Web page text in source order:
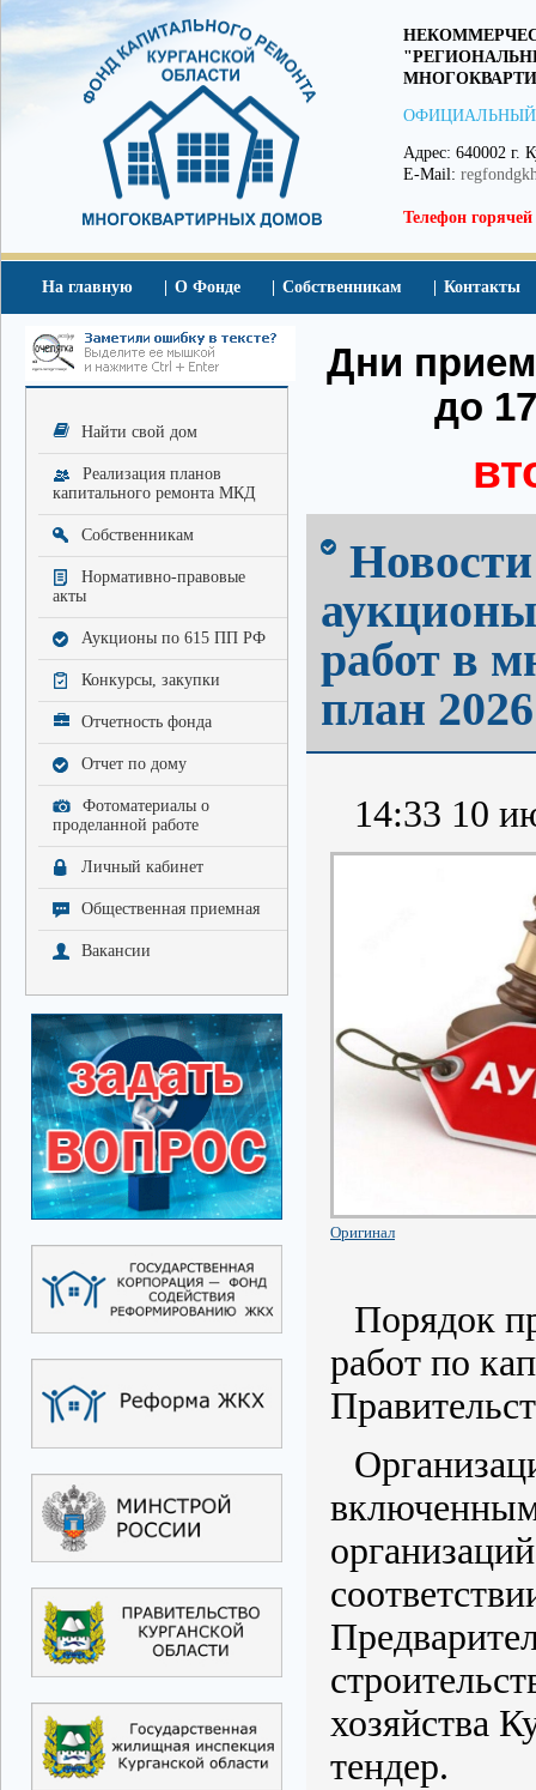
ОФИЦИАЛЬНЫЙ
Адрес: 640002 г.
E-Mail:
Телефон
На главную О Фонде Собственникам Контакты
Найти свой дом
Реализация планов
капитального ремонта МКД
Собственникам
Нормативно-правовые
акты
Аукционы по 615 ПП РФ
Конкурсы, закупки
Отчетность фонда
Отчет по дому
Фотоматериалы о
проделанной работе
Личный кабинет
Общественная приемная
Вакансии
Дни
до
работ в
план
14:33 10
Оригинал
Порядок
работ по
хозяйства
тендер.